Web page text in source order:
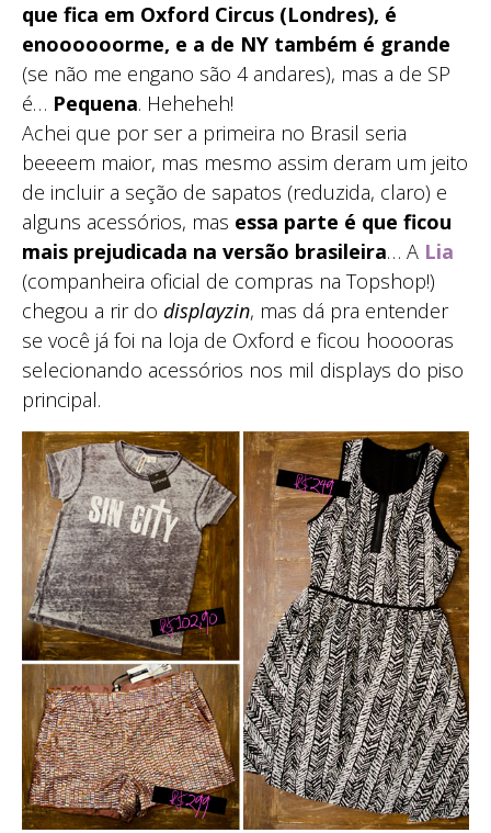
que fica em Oxford Circus (Londres), é
enoooooorme, e a de NY também é grande
(se não me engano são 4 andares), mas a de SP
é… Pequena. Heheheh!
Achei que por ser a primeira no Brasil seria
beeeem maior, mas mesmo assim deram um jeito
de incluir a seção de sapatos (reduzida, claro) e
alguns acessórios, mas essa parte é que ficou
mais prejudicada na versão brasileira… A Lia
(companheira oficial de compras na Topshop!)
chegou a rir do displayzin, mas dá pra entender
se você já foi na loja de Oxford e ficou hooooras
selecionando acessórios nos mil displays do piso
principal.